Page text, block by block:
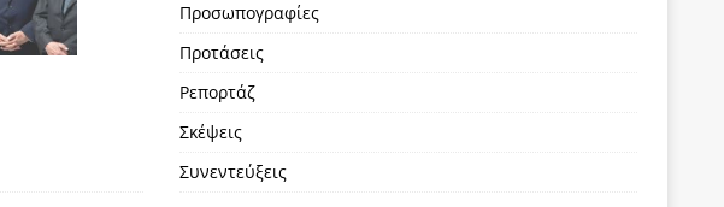
Προσωπογραφίες
Προτάσεις
Ρεπορτάζ
Σκέψεις
Συνεντεύξεις